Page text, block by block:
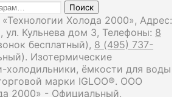
Поиск
Холода 2000», Адрес:
ул. Кульнева дом 3, Телефоны: 8
бесплатный), 8 (495) 737-
Изотермические
холодильники, ёмкости для воды
марки IGLOO®. ООО
2000» - Официальный,